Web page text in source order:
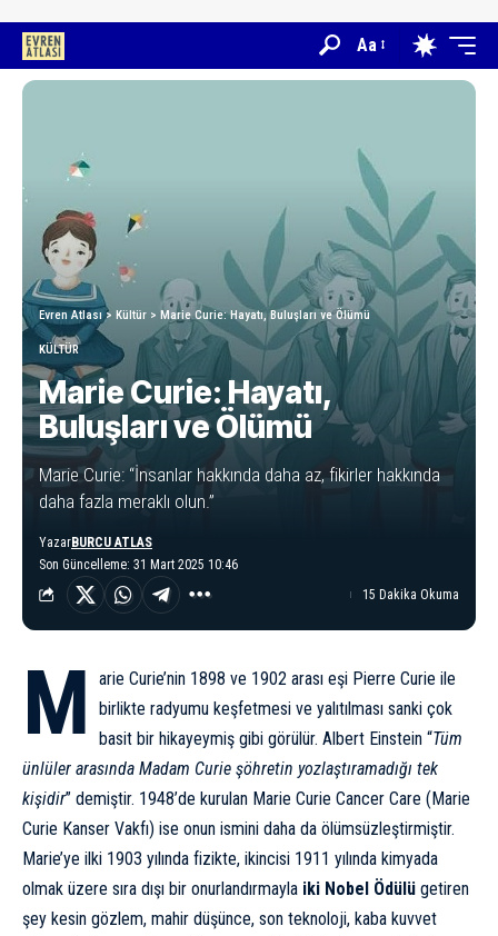
Aa
Evren Atlası > Kültür > Marie Curie: Hayatı, Buluşları ve Ölümü
KÜLTÜR
Marie Curie: Hayatı,
Buluşları ve Ölümü
Marie Curie: “İnsanlar hakkında daha az, fikirler hakkında
daha fazla meraklı olun.”
Son Güncelleme: 31 Mart 2025 10:46
YazarBURCU ATLAS
15 Dakika Okuma
M
arie Curie’nin 1898 ve 1902 arası eşi Pierre Curie ile
birlikte radyumu keşfetmesi ve yalıtılması sanki çok
basit bir hikayeymiş gibi görülür. Albert Einstein “Tüm
ünlüler arasında Madam Curie şöhretin yozlaştıramadığı tek
kişidir” demiştir. 1948’de kurulan Marie Curie Cancer Care (Marie
Curie Kanser Vakfı) ise onun ismini daha da ölümsüzleştirmiştir.
Marie’ye ilki 1903 yılında fizikte, ikincisi 1911 yılında kimyada
olmak üzere sıra dışı bir onurlandırmayla iki Nobel Ödülü getiren
şey kesin gözlem, mahir düşünce, son teknoloji, kaba kuvvet